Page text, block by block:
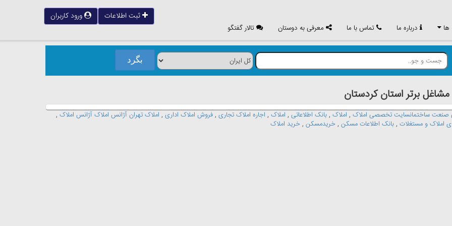
درباره ما تماس با ما معرفی به دوستان تالار گفتگو
ثبت اطلاعات ورود کاربران
برتر استان كردستان
ساختمانسایت تخصصی املاک , املاک , بانک اطلاعاتی , املاک , اجاره املاک تجاری , فروش املاک اداری , املاک تهران آژانس املاک آژانس املاک ,
املاک و مستغلات , بانک اطلاعات مسکن , خریدمسکن , خرید املاک